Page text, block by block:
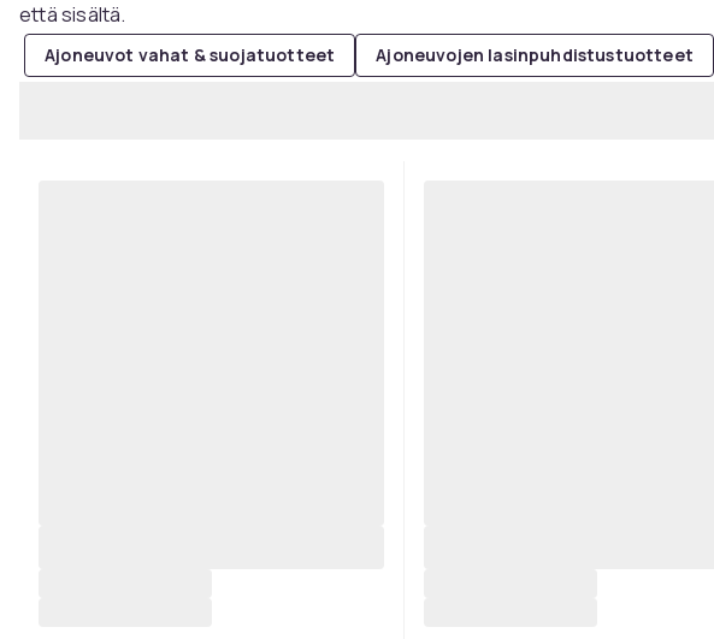
että sisältä.
Ajoneuvot vahat & suojatuotteet Ajoneuvojen lasinpuhdistustuotteet